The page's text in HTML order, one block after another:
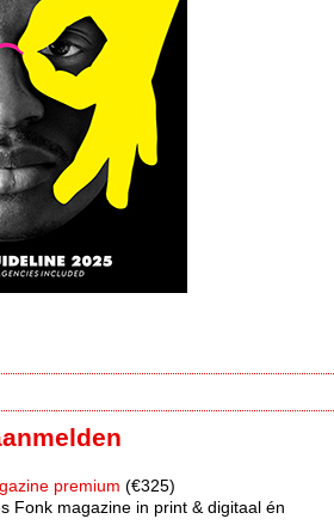
premium (€325)
Fonk magazine in print & digitaal én